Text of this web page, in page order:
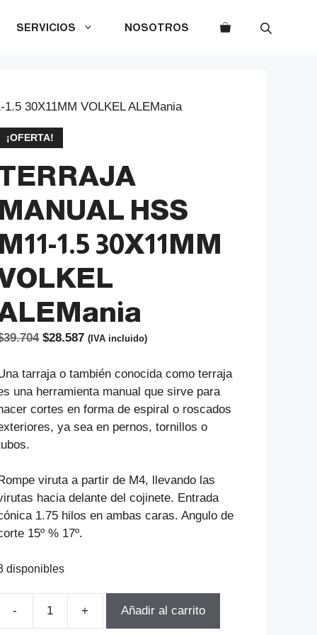
SERVICIOS NOSOTROS
30X11MM VOLKEL ALEMania
¡OFERTA!
MANUAL HSS
M11-1.5 30X11MM
39.704 El
original
era:
$39.704.
$28.587El
actual
es:
$28.587.
(IVA incluido)
tarraja o también conocida como terraja
una herramienta manual que sirve para
cortes en forma de espiral o roscados
ya sea en pernos, tornillos o
viruta a partir de M4, llevando las
hacia delante del cojinete. Entrada
1.75 hilos en ambas caras. Angulo de
15º % 17º.
disponibles
TERRAJA
Añadir al carrito